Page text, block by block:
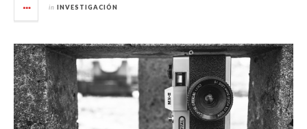
in INVESTIGACIÓN